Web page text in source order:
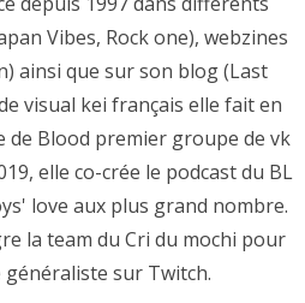
Vibes, Rock one), webzines
ainsi que sur son blog (Last
visual kei français elle fait en
de Blood premier groupe de vk
elle co-crée le podcast du BL
love aux plus grand nombre.
la team du Cri du mochi pour
sur Twitch.